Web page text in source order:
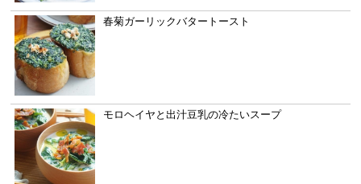
春菊ガーリックバタートースト
モロヘイヤと出汁豆乳の冷たいスープ